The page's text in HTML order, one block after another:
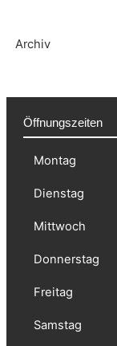
Archiv
Öffnungszeiten
Montag
Dienstag
Mittwoch
Donnerstag
Freitag
Samstag